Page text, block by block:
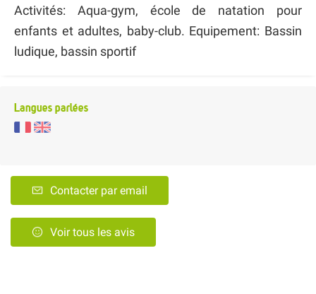
Activités: Aqua-gym, école de natation pour
enfants et adultes, baby-club. Equipement: Bassin
ludique, bassin sportif
Langues parlées
Contacter par email
Voir tous les avis